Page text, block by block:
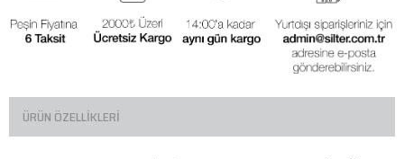
ÜRÜN ÖZELLIKLERI